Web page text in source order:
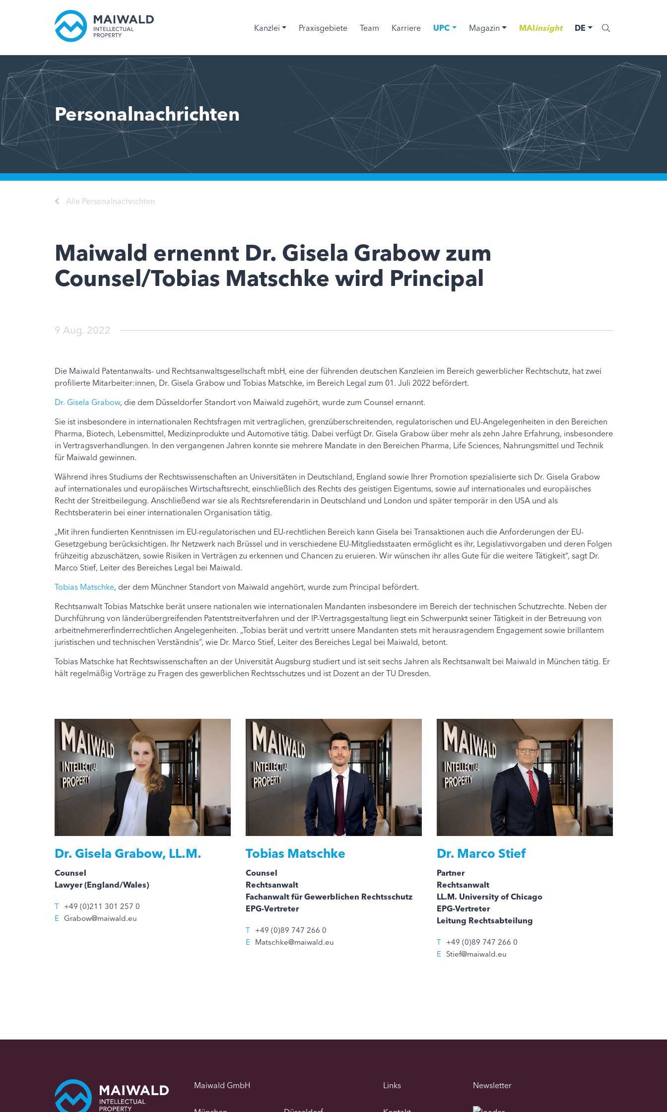
Kanzlei Praxisgebiete Team Karriere UPC Magazin MAIinsight DE
Personalnachrichten
Alle Personalnachrichten
Maiwald ernennt Dr. Gisela Grabow zum
Counsel/Tobias Matschke wird Principal
9 Aug. 2022
Die Maiwald Patentanwalts- und Rechtsanwaltsgesellschaft mbH, eine der führenden deutschen Kanzleien im Bereich gewerblicher Rechtschutz, hat zwei
profilierte Mitarbeiter:innen, Dr. Gisela Grabow und Tobias Matschke, im Bereich Legal zum 01. Juli 2022 befördert.
Dr. Gisela Grabow, die dem Düsseldorfer Standort von Maiwald zugehört, wurde zum Counsel ernannt.
Sie ist insbesondere in internationalen Rechtsfragen mit vertraglichen, grenzüberschreitenden, regulatorischen und EU-Angelegenheiten in den Bereichen
Pharma, Biotech, Lebensmittel, Medizinprodukte und Automotive tätig. Dabei verfügt Dr. Gisela Grabow über mehr als zehn Jahre Erfahrung, insbesondere
in Vertragsverhandlungen. In den vergangenen Jahren konnte sie mehrere Mandate in den Bereichen Pharma, Life Sciences, Nahrungsmittel und Technik
für Maiwald gewinnen.
Während ihres Studiums der Rechtswissenschaften an Universitäten in Deutschland, England sowie Ihrer Promotion spezialisierte sich Dr. Gisela Grabow
auf internationales und europäisches Wirtschaftsrecht, einschließlich des Rechts des geistigen Eigentums, sowie auf internationales und europäisches
Recht der Streitbeilegung. Anschließend war sie als Rechtsreferendarin in Deutschland und London und später temporär in den USA und als
Rechtsberaterin bei einer internationalen Organisation tätig.
„Mit ihren fundierten Kenntnissen im EU-regulatorischen und EU-rechtlichen Bereich kann Gisela bei Transaktionen auch die Anforderungen der EU-
Gesetzgebung berücksichtigen. Ihr Netzwerk nach Brüssel und in verschiedene EU-Mitgliedsstaaten ermöglicht es ihr, Legislativvorgaben und deren Folgen
frühzeitig abzuschätzen, sowie Risiken in Verträgen zu erkennen und Chancen zu eruieren. Wir wünschen ihr alles Gute für die weitere Tätigkeit“, sagt Dr.
Marco Stief, Leiter des Bereiches Legal bei Maiwald.
Tobias Matschke, der dem Münchner Standort von Maiwald angehört, wurde zum Principal befördert.
Rechtsanwalt Tobias Matschke berät unsere nationalen wie internationalen Mandanten insbesondere im Bereich der technischen Schutzrechte. Neben der
Durchführung von länderübergreifenden Patentstreitverfahren und der IP-Vertragsgestaltung liegt ein Schwerpunkt seiner Tätigkeit in der Betreuung von
arbeitnehmererfinderrechtlichen Angelegenheiten. „Tobias berät und vertritt unsere Mandanten stets mit herausragendem Engagement sowie brillantem
juristischen und technischen Verständnis“, wie Dr. Marco Stief, Leiter des Bereiches Legal bei Maiwald, betont.
Tobias Matschke hat Rechtswissenschaften an der Universität Augsburg studiert und ist seit sechs Jahren als Rechtsanwalt bei Maiwald in München tätig. Er
hält regelmäßig Vorträge zu Fragen des gewerblichen Rechtsschutzes und ist Dozent an der TU Dresden.
Dr.Gisela Grabow, LL.M.
Counsel
Lawyer (England/Wales)
T
+49 (0)211 301 257 0
E Grabow@maiwald.eu
Tobias Matschke
Counsel
Rechtsanwalt
Fachanwalt für Gewerblichen Rechtsschutz
EPG-Vertreter
T
+49 (0)89 747 266 0
E
Matschke@maiwald.eu
Dr.Marco Stief
Partner
Rechtsanwalt
LL.M. University of Chicago
EPG-Vertreter
Leitung Rechtsabteilung
T
+49 (0)89 747 266 0
E
Stief@maiwald.eu
Maiwald GmbH Links Newsletter